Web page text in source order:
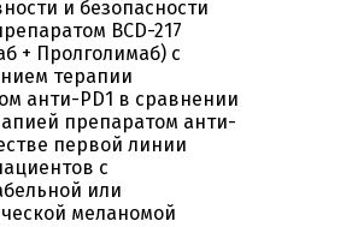
и безопасности
BCD-217
+ Пролголимаб) с
терапии
анти-PD1 в сравнении
препаратом анти-
первой линии
с
или
меланомой